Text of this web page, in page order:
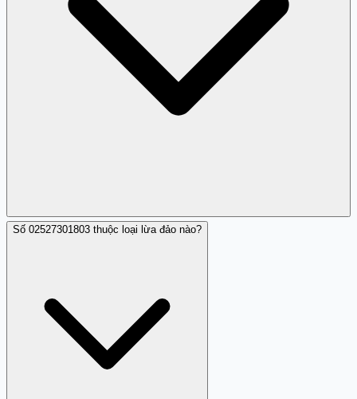
Số 02527301803 thuộc loại lừa đảo nào?